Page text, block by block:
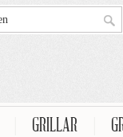
GRILLAR